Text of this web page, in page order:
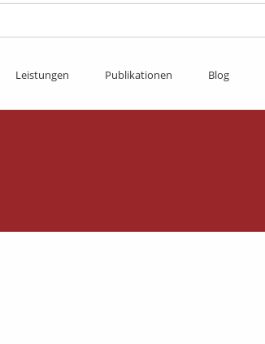
Leistungen Publikationen Blog